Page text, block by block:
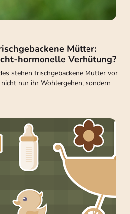
Mütter:
hormonelle Verhütung?
stehen frischgebackene Mütter vor
nur ihr Wohlergehen, sondern